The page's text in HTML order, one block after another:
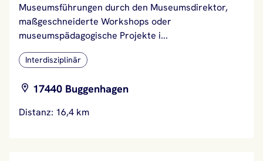
Museumsführungen durch den Museumsdirektor,
maßgeschneiderte Workshops oder
museumspädagogische Projekte i...
Interdisziplinär
17440 Buggenhagen
Distanz: 16,4 km